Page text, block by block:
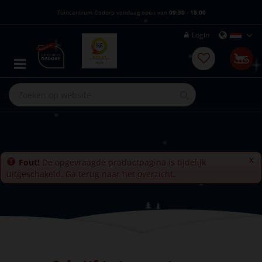
Tuincentrum Osdorp vandaag open van 09:30 - 18:00
Login
x
Fout! De opgevraagde productpagina is tijdelijk
uitgeschakeld. Ga terug naar het overzicht